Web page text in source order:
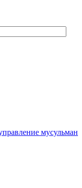
мусульман